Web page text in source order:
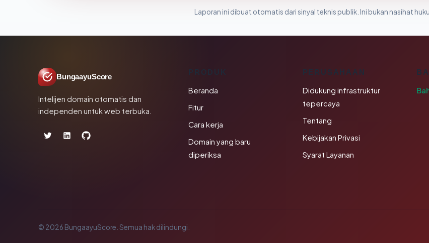
Laporan ini dibuat otomatis dari sinyal teknis publik. Ini bukan nasihat
BungaayuScore
Intelijen domain otomatis dan
independen untuk web terbuka.
Beranda
Fitur
Cara kerja
Domain yang baru
diperiksa
PERUSAHAAN
Didukung infrastruktur
tepercaya
Tentang
Kebijakan Privasi
Syarat Layanan
© 2026 BungaayuScore. Semua hak dilindungi.